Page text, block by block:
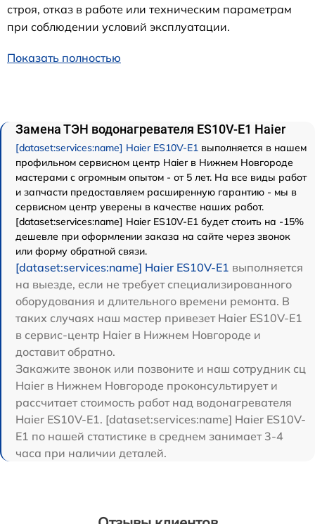
строя, отказ в работе или техническим параметрам
при соблюдении условий эксплуатации.
Показать полностью
Замена ТЭН водонагревателя ES10V-E1 Haier
[dataset:services:name] Haier ES10V-E1 выполняется в нашем
профильном сервисном центр Haier в Нижнем Новгороде
мастерами с огромным опытом - от 5 лет. На все виды работ
и запчасти предоставляем расширенную гарантию - мы в
сервисном центр уверены в качестве наших работ.
[dataset:services:name] Haier ES10V-E1 будет стоить на -15%
дешевле при оформлении заказа на сайте через звонок
или форму обратной связи.
[dataset:services:name] Haier ES10V-E1 выполняется
на выезде, если не требует специализированного
оборудования и длительного времени ремонта. В
таких случаях наш мастер привезет Haier ES10V-E1
в сервис-центр Haier в Нижнем Новгороде и
доставит обратно.
Закажите звонок или позвоните и наш сотрудник сц
Haier в Нижнем Новгороде проконсультирует и
рассчитает стоимость работ над водонагревателя
Haier ES10V-E1. [dataset:services:name] Haier ES10V-
E1 по нашей статистике в среднем занимает 3-4
часа при наличии деталей.